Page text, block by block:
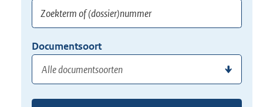
zoeken:
of
(dossier)nummer
hier
uw
zoekterm
of
Documentsoort